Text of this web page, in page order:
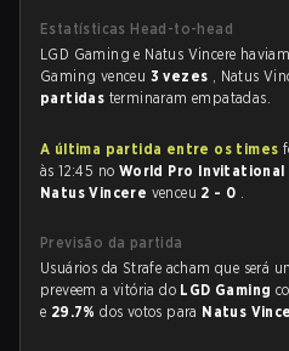
Estatísticas Head-to-head
LGD Gaming e Natus Vincere
Gaming venceu 3 vezes , Natus
partidas terminaram empatadas.
A última partida entre os times
às 12:45 no World Pro
Natus Vincere venceu 2 - 0 .
Previsão da partida
Usuários da Strafe acham que será
preveem a vitória do LGD Gaming
e 29.7%dos votos para Natus